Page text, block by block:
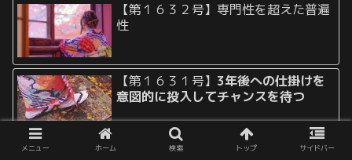
【第１６３２号】専門性を超えた普遍
性
【第１６３１号】 3年後への仕掛けを
意図的に投入してチャンスを待つ
【第１６３０号】
いつでもできると思
メニュー ホーム 検索 トップ サイドバー